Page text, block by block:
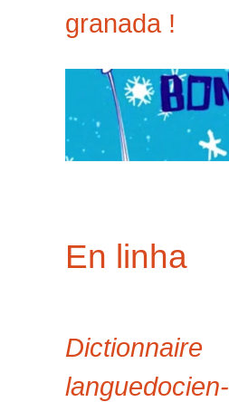
granada !
En linha
Dictionnaire
languedocien-